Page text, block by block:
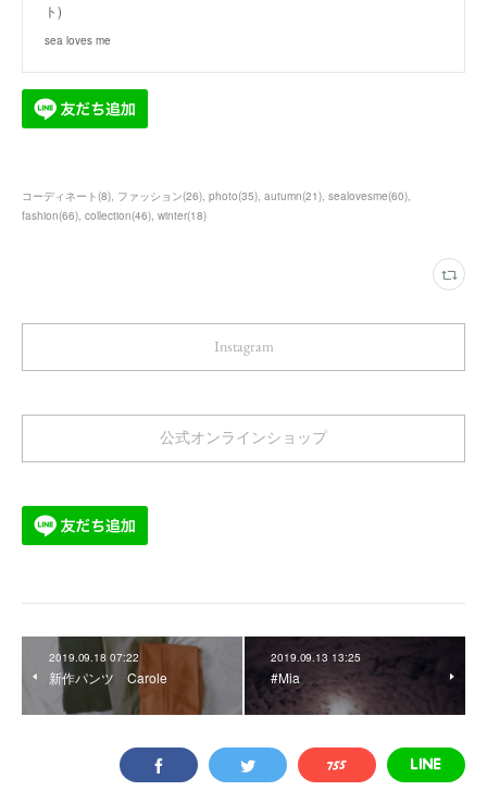
ト)
sea loves me
コーディネート(8) ファッション(26) photo(35) autumn(21) sealovesme(60)
fashion(66) collection(46) winter(18)
Instagram
公式オンラインショップ
2019.09.18 07:22
新作パンツ Carole
2019.09.13 13:25
#Mia